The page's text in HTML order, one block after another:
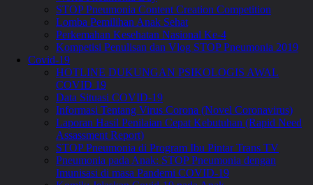
STOP Pneumonia Content Creation Competition
Lomba Pemilihan Anak Sehat
Perkemahan Kesehatan Nasional Ke-4
Kompetisi Penulisan dan Vlog STOP Pneumonia 2019
Covid-19
HOTLINE DUKUNGAN PSIKOLOGIS AWAL
COVID 19
Data Situasi COVID-19
Informasi Tentang Virus Corona (Novel Coronavirus)
Laporan Hasil Penilaian Cepat Kebutuhan (Rapid Need
Assassment Report)
STOP Pneumonia di Program Ibu Pintar Trans TV
Pneumonia pada Anak: STOP Pneumonia dengan
Imunisasi di masa Pandemi COVID-19